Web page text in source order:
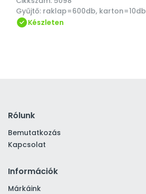
Gyűjtő: raklap=600db, karton=10db
Készleten
Rólunk
Bemutatkozás
Kapcsolat
Információk
Márkáink